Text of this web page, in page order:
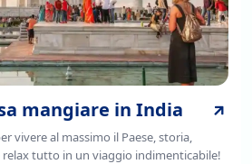
mangiare in India
vivere al massimo il Paese, storia,
tutto in un viaggio indimenticabile!